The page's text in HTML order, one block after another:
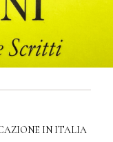
IN ITALIA